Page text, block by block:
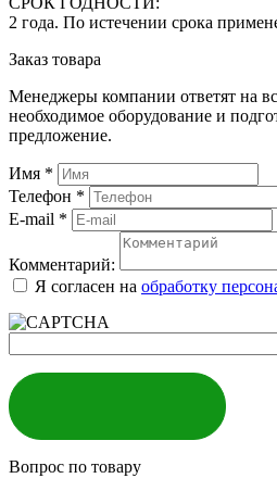
2 года. По истечении срока
Заказ товара
Менеджеры компании ответят на
необходимое оборудование и
предложение.
Имя *
Телефон *
E-mail *
Комментарий:
Я согласен на обработку
Вопрос по товару